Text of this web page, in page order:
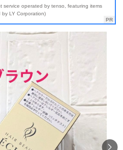
service operated by tenso, featuring items
by LY Corporation)